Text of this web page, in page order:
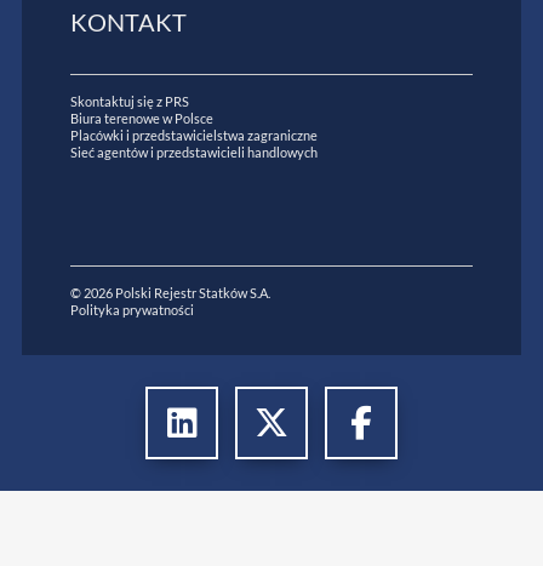
KONTAKT
Skontaktuj się z PRS
Biura terenowe w Polsce
Placówki i przedstawicielstwa zagraniczne
Sieć agentów i przedstawicieli handlowych
© 2026 Polski Rejestr Statków S.A.
Polityka prywatności